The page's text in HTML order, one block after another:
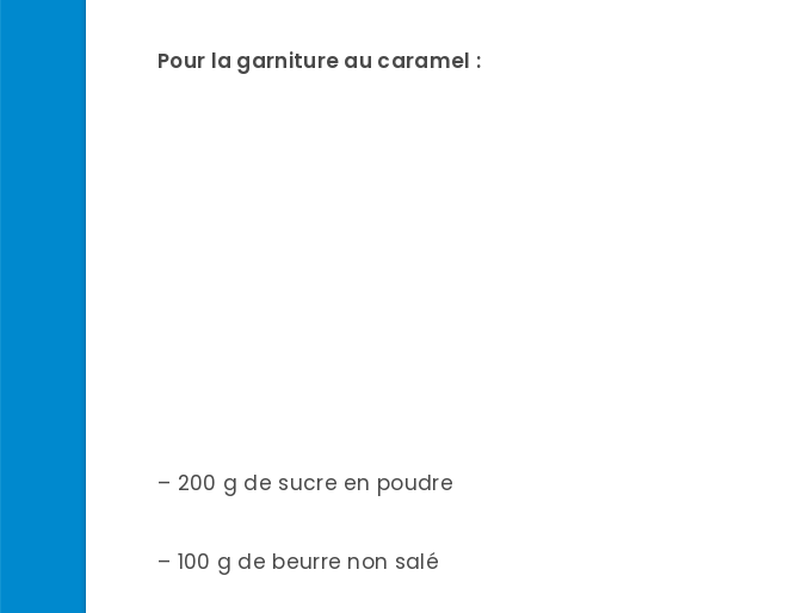
Pour la garniture au caramel :
– 200 g de sucre en poudre
– 100 g de beurre non salé